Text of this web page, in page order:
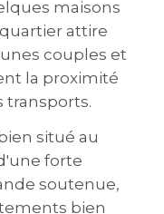
maisons
attire
couples et
la proximité
transports.
situé au
forte
soutenue,
bien